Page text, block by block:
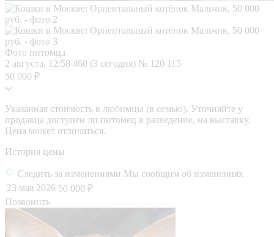
Фото питомца
2 августа, 12:58 460 (3 сегодня) № 120 115
50 000 ₽
Указанная стоимость в любимцы (в семью). Уточняйте у
продавца доступен ли питомец в разведение, на выставку.
Цена может отличаться.
История цены
Следить за изменениями Мы сообщим об изменениях
23 мая 2026 50 000 ₽
Позвонить